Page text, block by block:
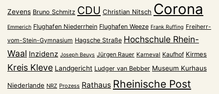
Zevens Bruno Schmitz CDU Christian Nitsch Corona
Emmerich Flughafen Niederrhein Flughafen Weeze Frank Ruffing Freiherr-
vom-Stein-Gymnasium Hagsche Straße Hochschule Rhein-
Waal Inzidenz Joseph Beuys Jürgen Rauer Karneval Kaufhof Kirmes
Kreis Kleve Landgericht Ludger van Bebber Museum Kurhaus
Niederlande NRZ Prozess Rathaus Rheinische Post